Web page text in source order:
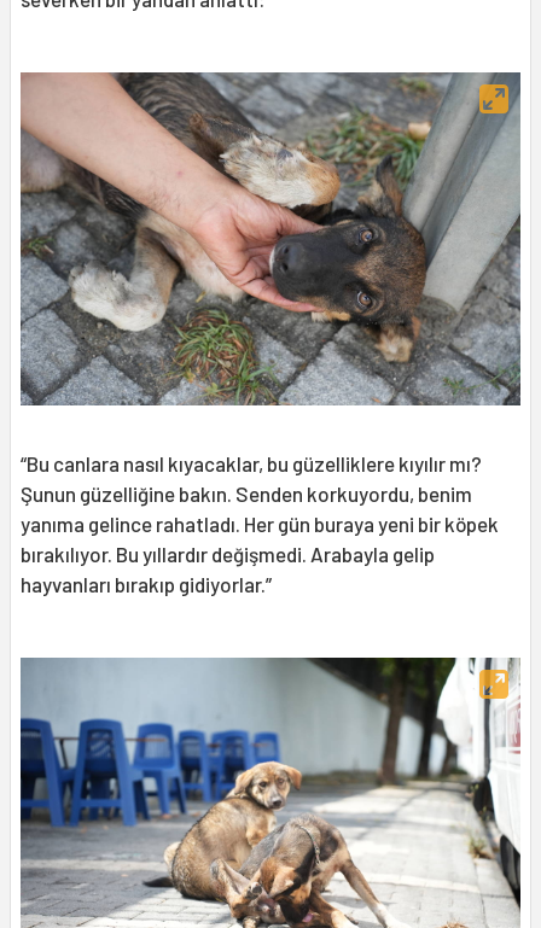
“Bu canlara nasıl kıyacaklar, bu güzelliklere kıyılır mı?
Şunun güzelliğine bakın. Senden korkuyordu, benim
yanıma gelince rahatladı. Her gün buraya yeni bir köpek
bırakılıyor. Bu yıllardır değişmedi. Arabayla gelip
hayvanları bırakıp gidiyorlar.”